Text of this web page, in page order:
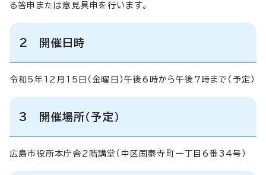
る答申または意見具申を行います。
2 開催日時
令和5年12月15日（金曜日）午後6時から午後7時まで（予定）
3 開催場所（予定）
広島市役所本庁舎2階講堂（中区国泰寺町一丁目6番34号）